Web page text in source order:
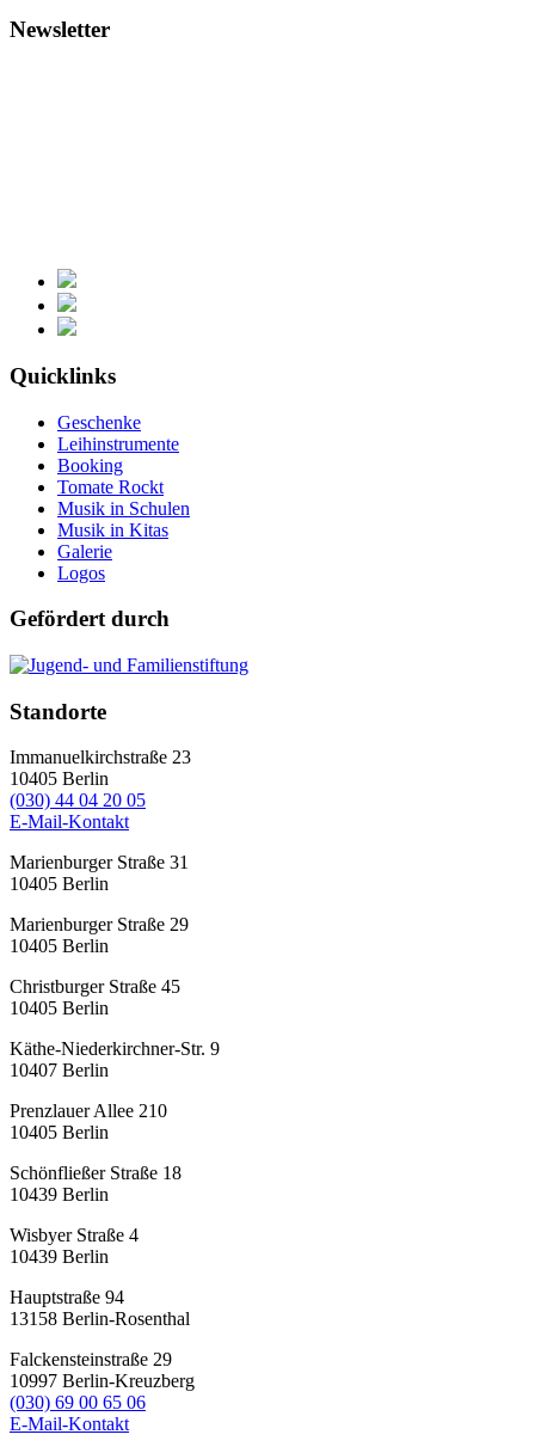
Newsletter
Quicklinks
Geschenke
Leihinstrumente
Booking
Tomate Rockt
Musik in Schulen
Musik in Kitas
Galerie
Logos
Gefördert durch
Standorte
Immanuelkirchstraße 23
10405 Berlin
(030) 44 04 20 05
E-Mail-Kontakt
Marienburger Straße 31
10405 Berlin
Marienburger Straße 29
10405 Berlin
Christburger Straße 45
10405 Berlin
Käthe-Niederkirchner-Str. 9
10407 Berlin
Prenzlauer Allee 210
10405 Berlin
Schönfließer Straße 18
10439 Berlin
Wisbyer Straße 4
10439 Berlin
Hauptstraße 94
13158 Berlin-Rosenthal
Falckensteinstraße 29
10997 Berlin-Kreuzberg
(030) 69 00 65 06
E-Mail-Kontakt